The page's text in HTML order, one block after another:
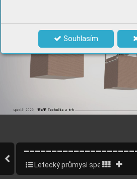
Souhlasím
Letecký průmysl speciál CZ 2020